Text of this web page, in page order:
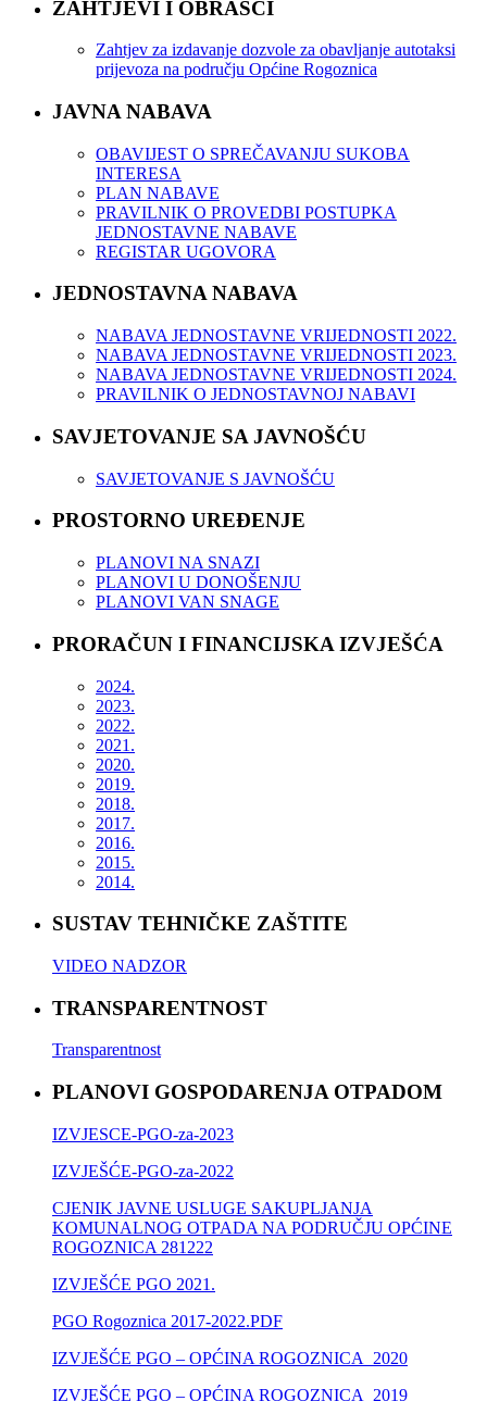
ZAHTJEVI I OBRASCI
Zahtjev za izdavanje dozvole za obavljanje autotaksi
prijevoza na području Općine Rogoznica
JAVNA NABAVA
OBAVIJEST O SPREČAVANJU SUKOBA
INTERESA
PLAN NABAVE
PRAVILNIK O PROVEDBI POSTUPKA
JEDNOSTAVNE NABAVE
REGISTAR UGOVORA
JEDNOSTAVNA NABAVA
NABAVA JEDNOSTAVNE VRIJEDNOSTI 2022.
NABAVA JEDNOSTAVNE VRIJEDNOSTI 2023.
NABAVA JEDNOSTAVNE VRIJEDNOSTI 2024.
PRAVILNIK O JEDNOSTAVNOJ NABAVI
SAVJETOVANJE SA JAVNOŠĆU
SAVJETOVANJE S JAVNOŠĆU
PROSTORNO UREĐENJE
PLANOVI NA SNAZI
PLANOVI U DONOŠENJU
PLANOVI VAN SNAGE
PRORAČUN I FINANCIJSKA IZVJEŠĆA
2024.
2023.
2022.
2021.
2020.
2019.
2018.
2017.
2016.
2015.
2014.
SUSTAV TEHNIČKE ZAŠTITE
VIDEO NADZOR
TRANSPARENTNOST
Transparentnost
PLANOVI GOSPODARENJA OTPADOM
IZVJESCE-PGO-za-2023
IZVJEŠĆE-PGO-za-2022
CJENIK JAVNE USLUGE SAKUPLJANJA
KOMUNALNOG OTPADA NA PODRUČJU OPĆINE
ROGOZNICA 281222
IZVJEŠĆE PGO 2021.
PGO Rogoznica 2017-2022.PDF
IZVJEŠĆE PGO – OPĆINA ROGOZNICA_2020
IZVJEŠĆE PGO – OPĆINA ROGOZNICA_2019